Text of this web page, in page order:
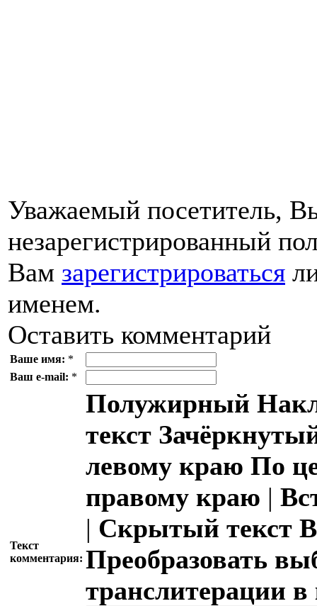
Уважаемый посетитель,
незарегистрированный
Вам зарегистрироваться
именем.
Оставить комментарий
Ваше имя: *
Ваш e-mail: *
Текст
комментария:
Полужирный
текст
левому краю По
правому краю |
| Скрытый текст
Преобразовать
транслитерации